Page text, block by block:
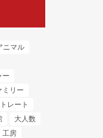
ニマル
ー
ミリー
レート
大人数
工房